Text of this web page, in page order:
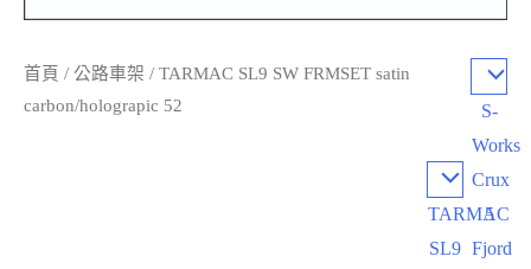
TARMAC
SL9
S-
Works
Crux
5
Fjord
首頁 / 公路車架 / TARMAC SL9 SW FRMSET satin
carbon/holograpic 52